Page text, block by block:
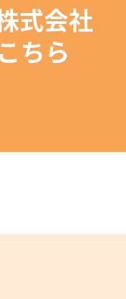
式会社
ちら